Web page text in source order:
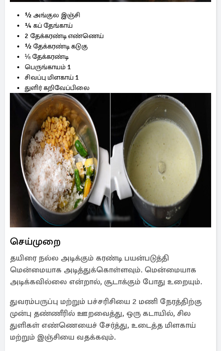
½ அங்குல இஞ்சி
¼ கப் தேங்காய்
2 தேக்கரண்டி எண்ணெய்
½ தேக்கரண்டி கடுகு
⅛ தேக்கரண்டி
பெருங்காயம் 1
சிவப்பு மிளகாய் 1
துளிர் கறிவேப்பிலை
செய்முறை
தயிரை நல்ல அடிக்கும் கரண்டி பயன்படுத்தி
மென்மையாக அடித்துக்கொள்ளவும். மென்மையாக
அடிக்கவில்லை என்றால், சூடாக்கும் போது உறையும்.
துவரம்பருப்பு மற்றும் பச்சரிசியை 2 மணி நேரத்திற்கு
முன்பு தண்ணீரில் ஊறவைத்து, ஒரு கடாயில், சில
துளிகள் எண்ணெயைச் சேர்த்து, உடைத்த மிளகாய்
மற்றும் இஞ்சியை வதக்கவும்.